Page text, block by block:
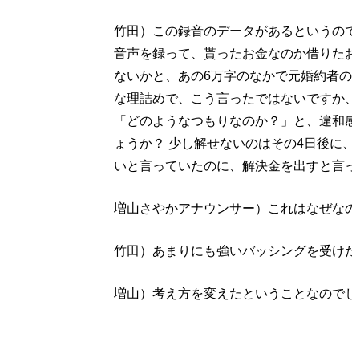
竹田）この録音のデータがあるというの
音声を録って、貰ったお金なのか借り
ないかと、あの6万字のなかで元婚約者
な理詰めで、こう言ったではないです
「どのようなつもりなのか？」と、違
ょうか？ 少し解せないのはその4日後に
いと言っていたのに、解決金を出すと言
増山さやかアナウンサー）これはなぜな
竹田）あまりにも強いバッシングを受
増山）考え方を変えたということなので